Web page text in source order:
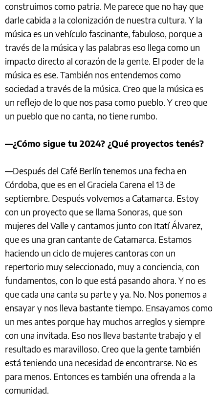
construimos como patria. Me parece que no hay que
darle cabida a la colonización de nuestra cultura. Y la
música es un vehículo fascinante, fabuloso, porque a
través de la música y las palabras eso llega como un
impacto directo al corazón de la gente. El poder de la
música es ese. También nos entendemos como
sociedad a través de la música. Creo que la música es
un reflejo de lo que nos pasa como pueblo. Y creo que
un pueblo que no canta, no tiene rumbo.
—¿Cómo sigue tu 2024? ¿Qué proyectos tenés?
—Después del Café Berlín tenemos una fecha en
Córdoba, que es en el Graciela Carena el 13 de
septiembre. Después volvemos a Catamarca. Estoy
con un proyecto que se llama Sonoras, que son
mujeres del Valle y cantamos junto con Itatí Álvarez,
que es una gran cantante de Catamarca. Estamos
haciendo un ciclo de mujeres cantoras con un
repertorio muy seleccionado, muy a conciencia, con
fundamentos, con lo que está pasando ahora. Y no es
que cada una canta su parte y ya. No. Nos ponemos a
ensayar y nos lleva bastante tiempo. Ensayamos como
un mes antes porque hay muchos arreglos y siempre
con una invitada. Eso nos lleva bastante trabajo y el
resultado es maravilloso. Creo que la gente también
está teniendo una necesidad de encontrarse. No es
para menos. Entonces es también una ofrenda a la
comunidad.